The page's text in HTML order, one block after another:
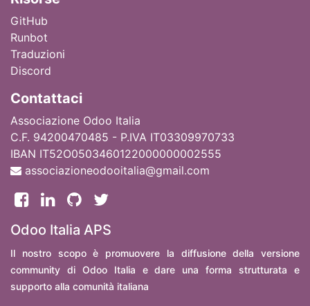
GitHub
Runbot
Traduzioni
Discord
Contattaci
Associazione Odoo Italia
C.F. 94200470485 - P.IVA IT03309970733
IBAN IT52O0503460122000000002555
associazioneodooitalia@gmail.com
Odoo Italia APS
Il nostro scopo è promuovere la diffusione della versione
community di Odoo Italia e dare una forma strutturata e
supporto alla comunità italiana